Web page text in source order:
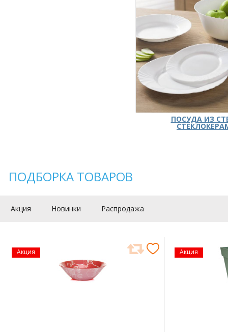
ПОСУДА ИЗ
ПОДБОРКА ТОВАРОВ
Акция Новинки Распродажа
Акция Акция